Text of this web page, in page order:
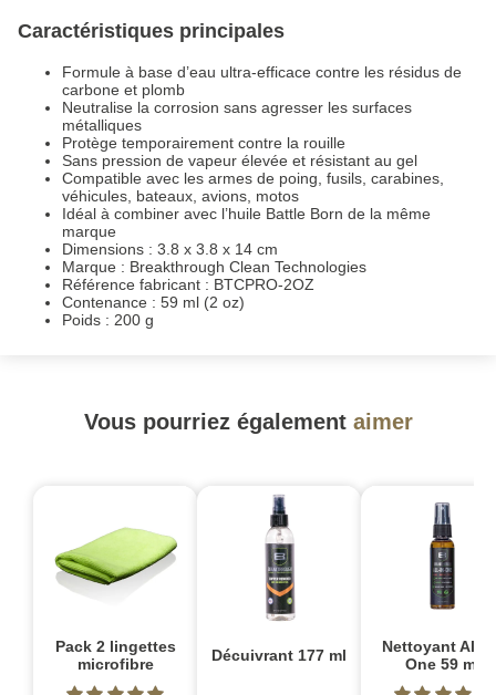
Caractéristiques principales
Formule à base d’eau ultra-efficace contre les résidus de
carbone et plomb
Neutralise la corrosion sans agresser les surfaces
métalliques
Protège temporairement contre la rouille
Sans pression de vapeur élevée et résistant au gel
Compatible avec les armes de poing, fusils, carabines,
véhicules, bateaux, avions, motos
Idéal à combiner avec l’huile Battle Born de la même
marque
Dimensions : 3.8 x 3.8 x 14 cm
Marque : Breakthrough Clean Technologies
Référence fabricant : BTCPRO-2OZ
Contenance : 59 ml (2 oz)
Poids : 200 g
Vous pourriez également aimer
Pack 2 lingettes
microfibre
Décuivrant 177 ml
Nettoyant All-
One 59 ml